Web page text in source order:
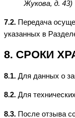
Жукова, д. 43)
7.2. Передача
указанных в
8. СРОКИ
8.1. Для данных о
8.2. Для
8.3. После отзыва